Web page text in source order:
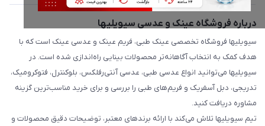
درباره فروشگاه عینک و عدسی سیویلیها
سیویلیها فروشگاه تخصصی عینک طبی، فریم عینک و عدسی عینک است که با
هدف کمک به انتخاب آگاهانه‌تر محصولات بینایی راه‌اندازی شده است. در
سیویلیها می‌توانید انواع عدسی طبی، عدسی آنتی‌رفلکس، بلوکنترل، فتوکرومیک،
تدریجی، دبل آسفریک و فریم‌های طبی را بررسی و برای خرید مناسب‌ترین گزینه
مشاوره دریافت کنید.
تیم سیویلیها تلاش می‌کند با ارائه برندهای معتبر، توضیحات دقیق محصولات و